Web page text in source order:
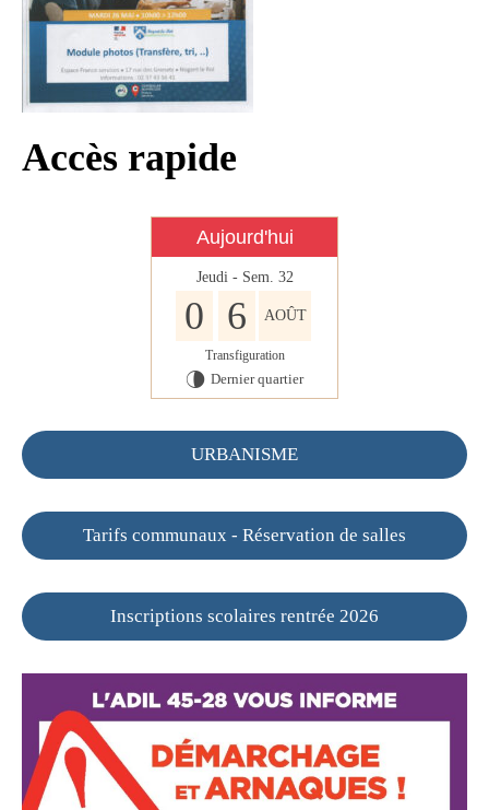
Faverolles Infos – Format
numérique
Séjourner à Faverolles
Accès rapide
Aujourd'hui
Jeudi - Sem. 32
0 6 AOÛT
Transfiguration
U Dernier quartier
URBANISME
Tarifs communaux - Réservation de salles
Inscriptions scolaires rentrée 2026